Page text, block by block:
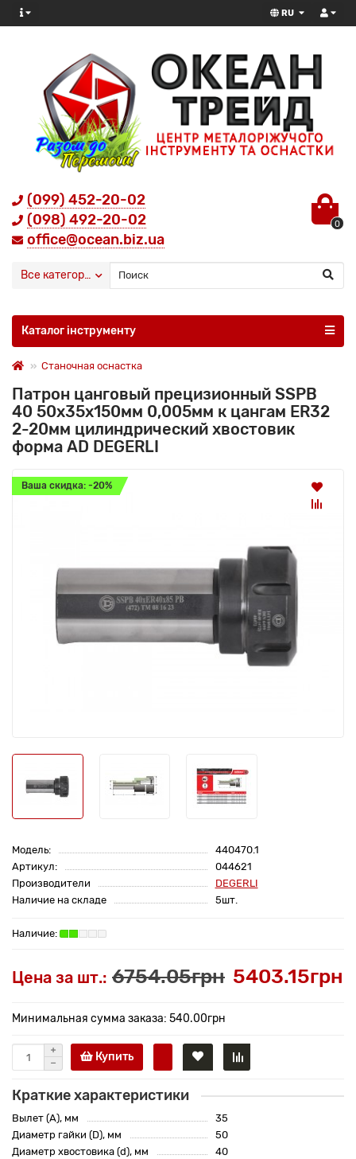
RU
(099) 452-20-02
(098) 492-20-02
office@ocean.biz.ua
0
Все категории
Каталог інструменту
Станочная оснастка
Патрон цанговый прецизионный SSPB
40 50x35x150мм 0,005мм к цангам ER32
2-20мм цилиндрический хвостовик
форма AD DEGERLI
Ваша скидка: -20%
Модель:
440470.1
Артикул:
044621
Производители
DEGERLI
Наличие на складе
5шт.
Цена за шт.: 6754.05грн 5403.15грн
Минимальная сумма заказа: 540.00грн
Купить
Краткие характеристики
Вылет (A), мм
35
Диаметр гайки (D), мм
50
Диаметр хвостовика (d), мм
40